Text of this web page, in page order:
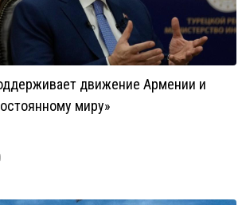
движение Армении и
миру»